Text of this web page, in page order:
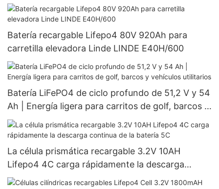
Batería recargable Lifepo4 80V 920Ah para
carretilla elevadora Linde LINDE E40H/600
Batería LiFePO4 de ciclo profundo de 51,2 V y 54
Ah | Energía ligera para carritos de golf, barcos y
vehículos utilitarios
La célula prismática recargable 3.2V 10AH
Lifepo4 4C carga rápidamente la descarga
continua de la batería 5C